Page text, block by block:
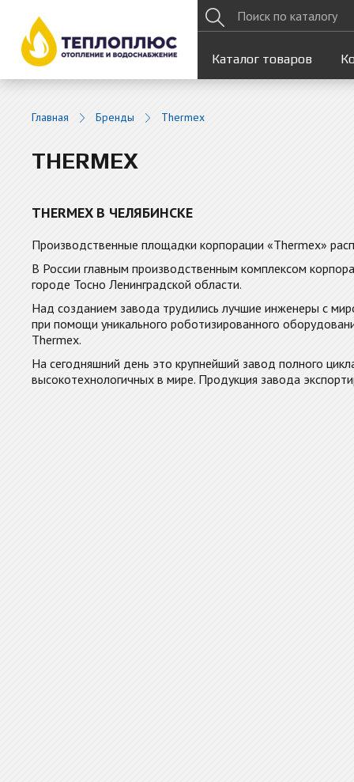
Каталог товаров
Главная Бренды Thermex
THERMEX
THERMEX В ЧЕЛЯБИНСКЕ
Производственные площадки корпорации «Thermex»
В России главным производственным комплексом
городе Тосно Ленинградской области.
Над созданием завода трудились лучшие инженеры с
при помощи уникального роботизированного
Thermex.
На сегодняшний день это крупнейший завод полного
высокотехнологичных в мире. Продукция завода